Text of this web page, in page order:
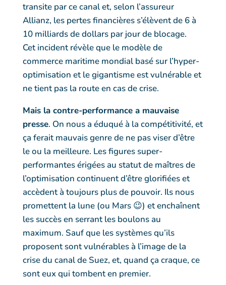
transite par ce canal et, selon l’assureur
Allianz, les pertes financières s’élèvent de 6 à
10 milliards de dollars par jour de blocage.
Cet incident révèle que le modèle de
commerce maritime mondial basé sur l’hyper-
optimisation et le gigantisme est vulnérable et
ne tient pas la route en cas de crise.
Mais la contre-performance a mauvaise
presse. On nous a éduqué à la compétitivité, et
ça ferait mauvais genre de ne pas viser d’être
le ou la meilleure. Les figures super-
performantes érigées au statut de maîtres de
l’optimisation continuent d’être glorifiées et
accèdent à toujours plus de pouvoir. Ils nous
promettent la lune (ou Mars 😉) et enchaînent
les succès en serrant les boulons au
maximum. Sauf que les systèmes qu’ils
proposent sont vulnérables à l’image de la
crise du canal de Suez, et, quand ça craque, ce
sont eux qui tombent en premier.